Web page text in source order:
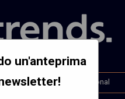
Interviste Mt. International
un'anteprima